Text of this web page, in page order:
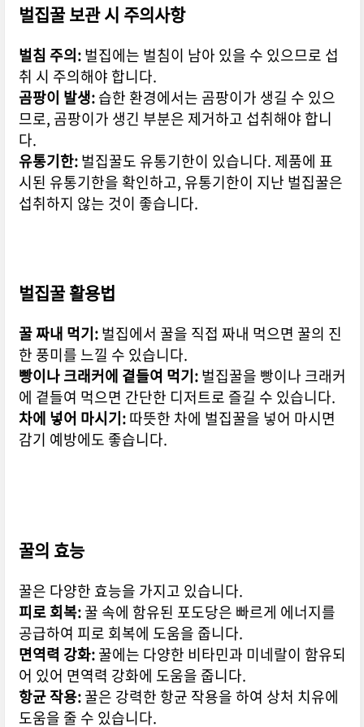
벌집꿀 보관 시 주의사항
벌침 주의:벌집에는 벌침이 남아 있을 수 있으므로 섭
취 시 주의해야 합니다.
곰팡이 발생:습한 환경에서는 곰팡이가 생길 수 있으
므로, 곰팡이가 생긴 부분은 제거하고 섭취해야 합니
다.
유통기한:벌집꿀도 유통기한이 있습니다. 제품에 표
시된 유통기한을 확인하고, 유통기한이 지난 벌집꿀은
섭취하지 않는 것이 좋습니다.
벌집꿀 활용법
꿀 짜내 먹기:벌집에서 꿀을 직접 짜내 먹으면 꿀의 진
한 풍미를 느낄 수 있습니다.
빵이나 크래커에 곁들여 먹기:벌집꿀을 빵이나 크래커
에 곁들여 먹으면 간단한 디저트로 즐길 수 있습니다.
차에 넣어 마시기:따뜻한 차에 벌집꿀을 넣어 마시면
감기 예방에도 좋습니다.
꿀의 효능
꿀은 다양한 효능을 가지고 있습니다.
피로 회복:꿀 속에 함유된 포도당은 빠르게 에너지를
공급하여 피로 회복에 도움을 줍니다.
면역력 강화:꿀에는 다양한 비타민과 미네랄이 함유되
어 있어 면역력 강화에 도움을 줍니다.
항균 작용:꿀은 강력한 항균 작용을 하여 상처 치유에
도움을 줄 수 있습니다.